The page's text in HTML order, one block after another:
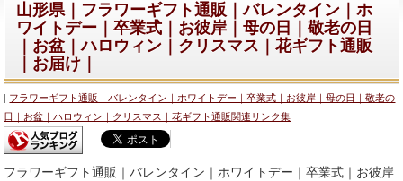
山形県｜フラワーギフト通販｜バレンタイン｜ホ
ワイトデー｜卒業式｜お彼岸｜母の日｜敬老の日
｜お盆｜ハロウィン｜クリスマス｜花ギフト通販
｜お届け｜
フラワーギフト通販｜バレンタイン｜ホワイトデー｜卒業式｜お彼岸｜母の日｜敬老の
日｜お盆｜ハロウィン｜クリスマス｜花ギフト通販関連リンク集
フラワーギフト通販｜バレンタイン｜ホワイトデー｜卒業式｜お彼岸